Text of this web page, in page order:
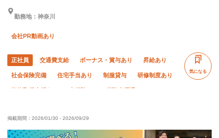
勤務地：神奈川
会社PR動画あり
正社員 交通費支給 ボーナス・賞与あり 昇給あり
社会保険完備 住宅手当あり 制服貸与 研修制度あり
夏季休暇 年末年始休暇
気になる
掲載期間： 2026/01/30 - 2026/09/29